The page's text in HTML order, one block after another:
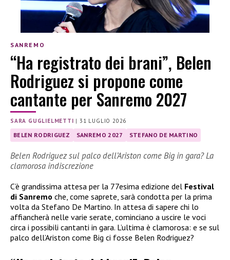
SANREMO
“Ha registrato dei brani”, Belen
Rodriguez si propone come
cantante per Sanremo 2027
SARA GUGLIELMETTI |31 LUGLIO 2026
BELEN RODRIGUEZ SANREMO 2027 STEFANO DE MARTINO
Belen Rodriguez sul palco dell’Ariston come Big in gara? La
clamorosa indiscrezione
C’è grandissima attesa per la 77esima edizione del Festival
di Sanremo che, come saprete, sarà condotta per la prima
volta da Stefano De Martino. In attesa di sapere chi lo
affiancherà nelle varie serate, cominciano a uscire le voci
circa i possibili cantanti in gara. L’ultima è clamorosa: e se sul
palco dell’Ariston come Big ci fosse Belen Rodriguez?